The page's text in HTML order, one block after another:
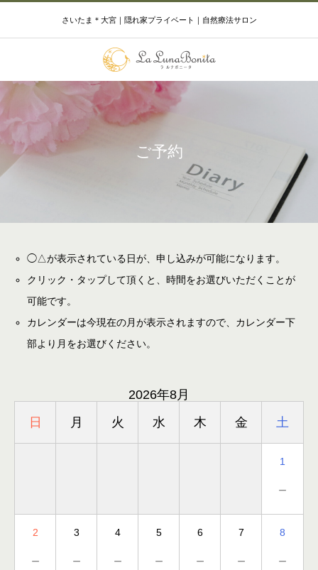
さいたま＊大宮｜隠れ家プライベート｜自然療法サロン
ご予約
◯△が表示されている日が、申し込みが可能になります。
クリック・タップして頂くと、時間をお選びいただくことが
可能です。
カレンダーは今現在の月が表示されますので、カレンダー下
部より月をお選びください。
2026年8月
日
月 火 水 木 金 土
1
－
2
－
3
－
4
－
5
－
6
－
7
－
8
－